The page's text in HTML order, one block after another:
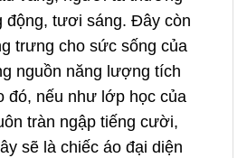
động, tươi sáng. Đây còn
trưng cho sức sống của
nguồn năng lượng tích
đó, nếu như lớp học của
tràn ngập tiếng cười,
sẽ là chiếc áo đại diện